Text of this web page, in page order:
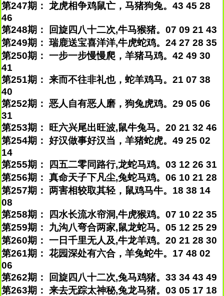
第247期： 龙虎相争鸡鼠亡，马猪狗兔。43 45 28
46
第248期： 回旋四八十二次,牛马猴猪。07 09 21 43
第249期： 瑞鹿送宝喜洋洋,牛虎蛇鸡。24 27 28 35
第250期： 一步一步慢慢爬，羊猪马鸡。42 49 30
41
第251期： 来而不往非礼也，蛇羊鸡马。21 07 38
40
第252期： 恶人自有恶人磨，狗兔虎鸡。29 05 06
31
第253期： 旺六兴尾出旺波,鼠牛兔马。20 21 32 46
第254期： 好汉做事好汉当，羊猪蛇虎。49 25 02
14
第255期： 四五二零同路行,龙蛇马鸡。03 12 26 31
第256期： 真命天子下凡尘,兔蛇马鸡。06 10 21 28
第257期： 两害相较取其轻，鼠鸡马牛。18 38 14
08
第258期： 四水长流水帘洞,牛虎猴鸡。07 10 22 35
第259期： 九沟八弯合两家,鼠龙蛇马。05 12 25 29
第260期： 一日千里无人及,牛龙羊鸡。20 21 28 30
第261期： 花园深处有六合，羊兔蛇牛。17 48 02
06
第262期： 回旋四八十二次,兔马鸡猪。33 34 43 49
第263期： 来去无踪太神秘,兔龙马猪。03 05 17 18